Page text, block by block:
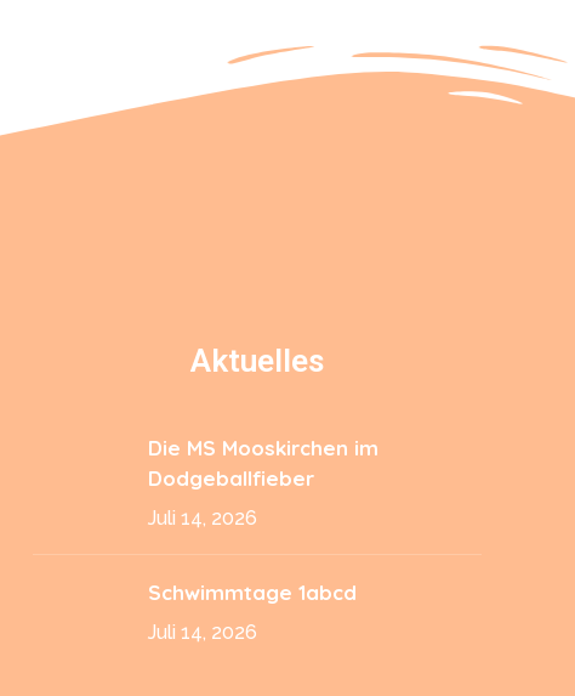
Aktuelles
Die MS Mooskirchen im
Dodgeballfieber
Juli 14, 2026
Schwimmtage 1abcd
Juli 14, 2026